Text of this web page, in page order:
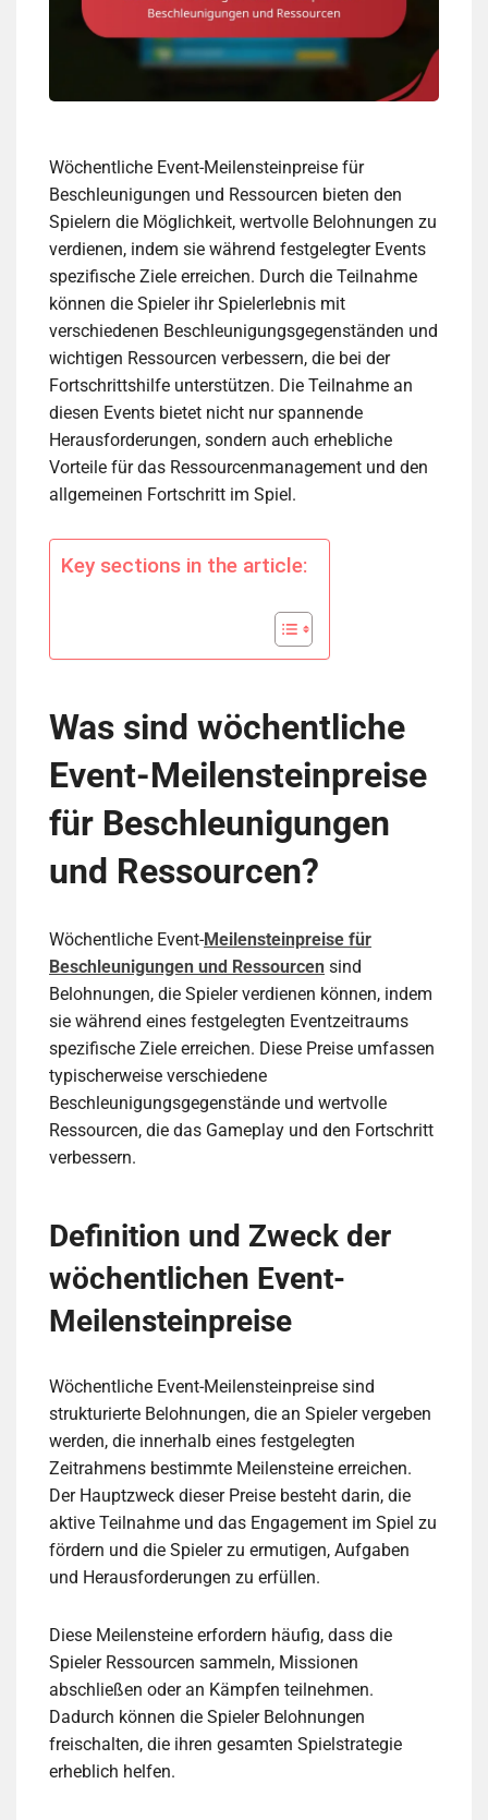
Wöchentliche Event-Meilensteinpreise für
Beschleunigungen und Ressourcen bieten den
Spielern die Möglichkeit, wertvolle Belohnungen zu
verdienen, indem sie während festgelegter Events
spezifische Ziele erreichen. Durch die Teilnahme
können die Spieler ihr Spielerlebnis mit
verschiedenen Beschleunigungsgegenständen und
wichtigen Ressourcen verbessern, die bei der
Fortschrittshilfe unterstützen. Die Teilnahme an
diesen Events bietet nicht nur spannende
Herausforderungen, sondern auch erhebliche
Vorteile für das Ressourcenmanagement und den
allgemeinen Fortschritt im Spiel.
Key sections in the article:
Was sind wöchentliche
Event-Meilensteinpreise
für Beschleunigungen
und Ressourcen?
Wöchentliche Event-Meilensteinpreise für
Beschleunigungen und Ressourcen sind
Belohnungen, die Spieler verdienen können, indem
sie während eines festgelegten Eventzeitraums
spezifische Ziele erreichen. Diese Preise umfassen
typischerweise verschiedene
Beschleunigungsgegenstände und wertvolle
Ressourcen, die das Gameplay und den Fortschritt
verbessern.
Definition und Zweck der
wöchentlichen Event-
Meilensteinpreise
Wöchentliche Event-Meilensteinpreise sind
strukturierte Belohnungen, die an Spieler vergeben
werden, die innerhalb eines festgelegten
Zeitrahmens bestimmte Meilensteine erreichen.
Der Hauptzweck dieser Preise besteht darin, die
aktive Teilnahme und das Engagement im Spiel zu
fördern und die Spieler zu ermutigen, Aufgaben
und Herausforderungen zu erfüllen.
Diese Meilensteine erfordern häufig, dass die
Spieler Ressourcen sammeln, Missionen
abschließen oder an Kämpfen teilnehmen.
Dadurch können die Spieler Belohnungen
freischalten, die ihren gesamten Spielstrategie
erheblich helfen.